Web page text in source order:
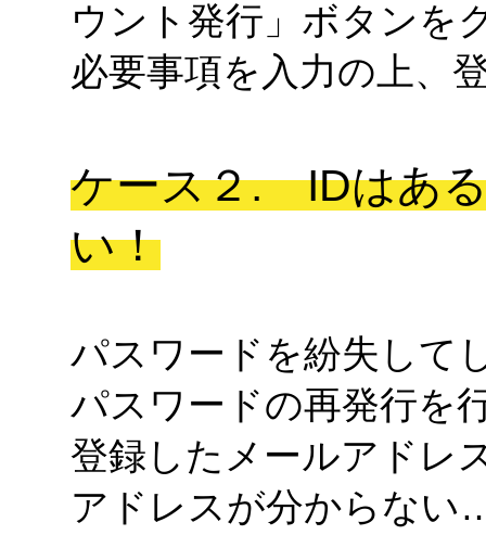
ウント発行」ボタンを
必要事項を入力の上、
ケース２. IDはあ
い！
パスワードを紛失して
パスワードの再発行を
登録したメールアドレ
アドレスが分からない